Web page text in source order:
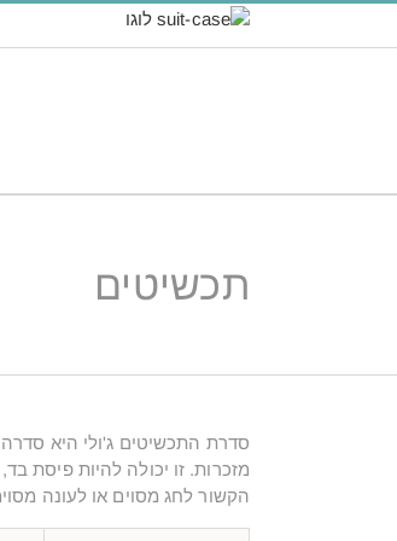
תכשיטים
סדרת התכשיטים ג'ולי היא
מזכרות. זו יכולה להיות פיסת
הקשור לחג מסוים או לעונה